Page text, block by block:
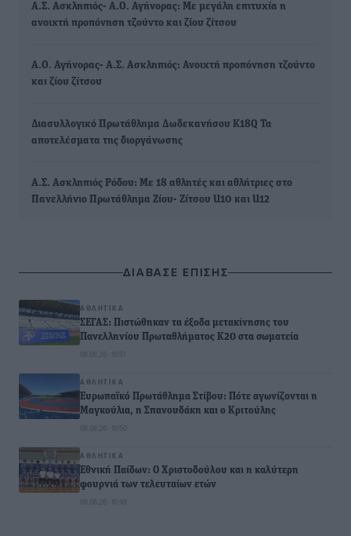
Α.Σ. Ασκληπιός- Α.Ο. Αγήνορας: Με μεγάλη επιτυχία η
ανοιχτή προπόνηση τζούντο και ζίου ζίτσου
Α.Ο. Αγήνορας- Α.Σ. Ασκληπιός: Ανοιχτή προπόνηση τζούντο
και ζίου ζίτσου
Διασυλλογικό Πρωτάθλημα Δωδεκανήσου Κ18Q Τα
αποτελέσματα της διοργάνωσης
Α.Σ. Ασκληπιός Ρόδου: Με 18 αθλητές και αθλήτριες στο
Πανελλήνιο Πρωτάθλημα Ζίου- Ζίτσου U10 και U12
ΔΙΑΒΑΣΕ ΕΠΙΣΗΣ
ΑΘΛΗΤΙΚΆ
ΣΕΓΑΣ: Πιστώθηκαν τα έξοδα μετακίνησης του
Πανελληνίου Πρωταθλήματος Κ20 στα σωματεία
08.08.26 · 10:51
ΑΘΛΗΤΙΚΆ
Ευρωπαϊκό Πρωτάθλημα Στίβου: Πότε αγωνίζονται η
Μαγκούλια, η Σπανουδάκη και ο Κριτούλης
08.08.26 · 10:50
ΑΘΛΗΤΙΚΆ
Εθνική Παίδων: Ο Χριστοδούλου και η καλύτερη
φουρνιά των τελευταίων ετών
08.08.26 · 10:48